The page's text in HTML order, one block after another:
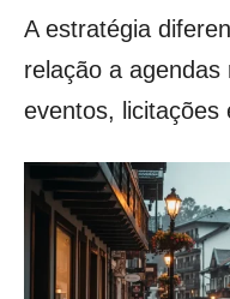
A estratégia
relação a
eventos, licitações